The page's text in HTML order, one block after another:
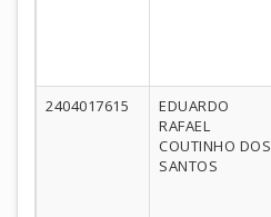
2404017615
EDUARDO
RAFAEL
COUTINHO DOS
SANTOS